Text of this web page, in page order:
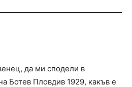
да ми сподели в
Ботев Пловдив 1929, какъв е